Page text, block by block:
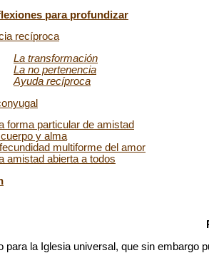
para profundizar
recíproca
La transformación
La no pertenencia
Ayuda recíproca
forma particular de amistad
cuerpo y alma
multiforme del amor
amistad abierta a todos
para la Iglesia universal, que sin embargo